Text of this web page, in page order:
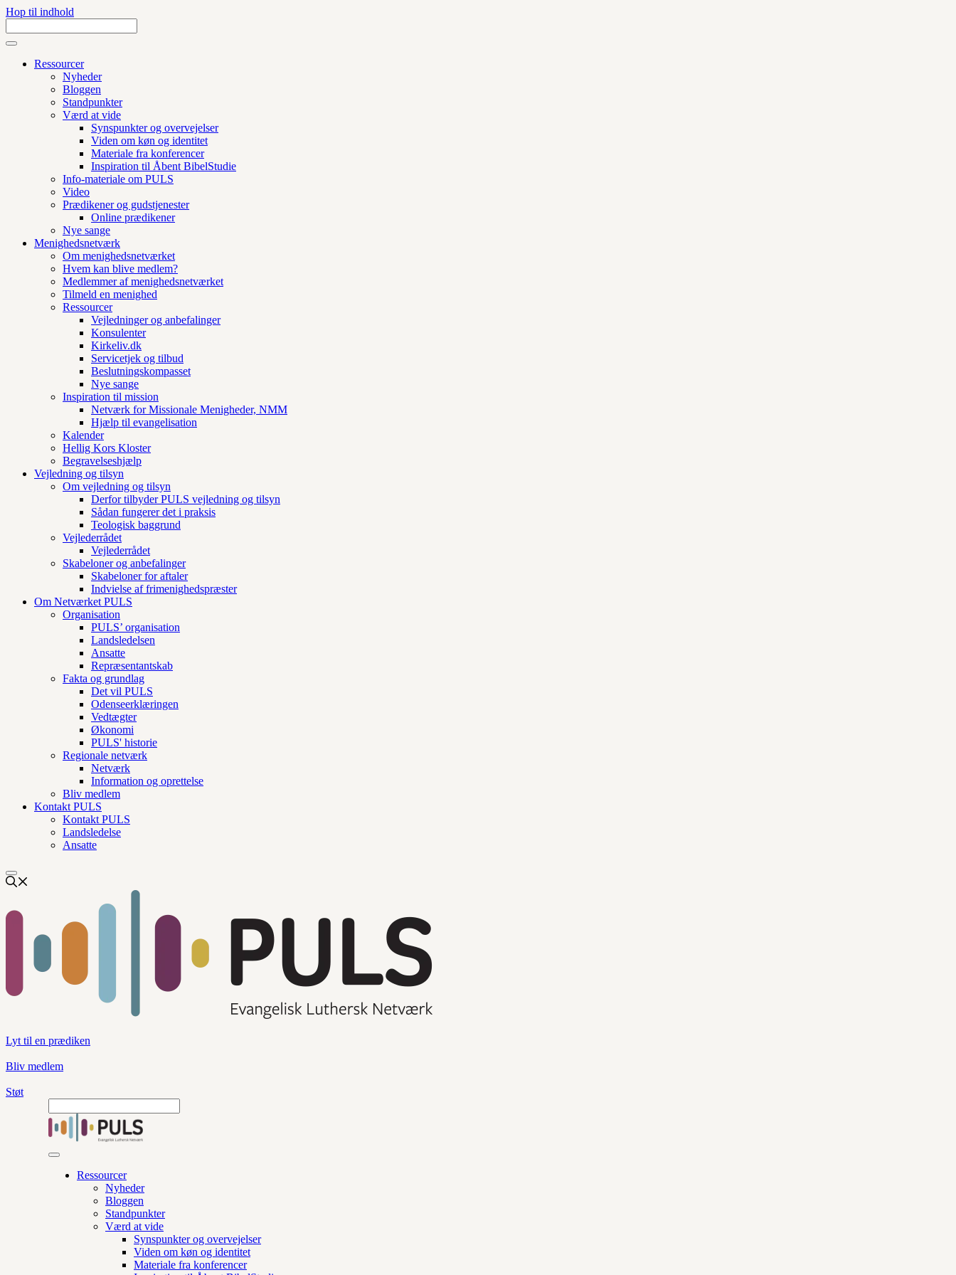
Hop til indhold
Ressourcer
Nyheder
Bloggen
Standpunkter
Værd at vide
Synspunkter og overvejelser
Viden om køn og identitet
Materiale fra konferencer
Inspiration til Åbent BibelStudie
Info-materiale om PULS
Video
Prædikener og gudstjenester
Online prædikener
Nye sange
Menighedsnetværk
Om menighedsnetværket
Hvem kan blive medlem?
Medlemmer af menighedsnetværket
Tilmeld en menighed
Ressourcer
Vejledninger og anbefalinger
Konsulenter
Kirkeliv.dk
Servicetjek og tilbud
Beslutningskompasset
Nye sange
Inspiration til mission
Netværk for Missionale Menigheder, NMM
Hjælp til evangelisation
Kalender
Hellig Kors Kloster
Begravelseshjælp
Vejledning og tilsyn
Om vejledning og tilsyn
Derfor tilbyder PULS vejledning og tilsyn
Sådan fungerer det i praksis
Teologisk baggrund
Vejlederrådet
Vejlederrådet
Skabeloner og anbefalinger
Skabeloner for aftaler
Indvielse af frimenighedspræster
Om Netværket PULS
Organisation
PULS’ organisation
Landsledelsen
Ansatte
Repræsentantskab
Fakta og grundlag
Det vil PULS
Odenseerklæringen
Vedtægter
Økonomi
PULS' historie
Regionale netværk
Netværk
Information og oprettelse
Bliv medlem
Kontakt PULS
Kontakt PULS
Landsledelse
Ansatte
Lyt til en prædiken
Bliv medlem
Støt
Ressourcer
Nyheder
Bloggen
Standpunkter
Værd at vide
Synspunkter og overvejelser
Viden om køn og identitet
Materiale fra konferencer